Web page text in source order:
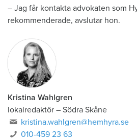
– Jag får kontakta advokaten som
rekommenderade, avslutar hon.
Kristina Wahlgren
lokalredaktör – Södra Skåne
kristina.wahlgren@hemhyra.se
010-459 23 63